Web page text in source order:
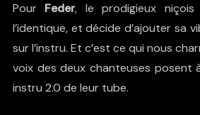
Pour Feder, le prodigieux
l’identique, et décide d’ajouter sa
sur l’instru. Et c’est ce qui nous
voix des deux chanteuses posent
instru 2.0 de leur tube.